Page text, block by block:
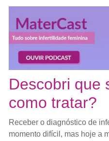
Descobri que
como tratar?
Receber o diagnóstico de
momento difícil, mas hoje a